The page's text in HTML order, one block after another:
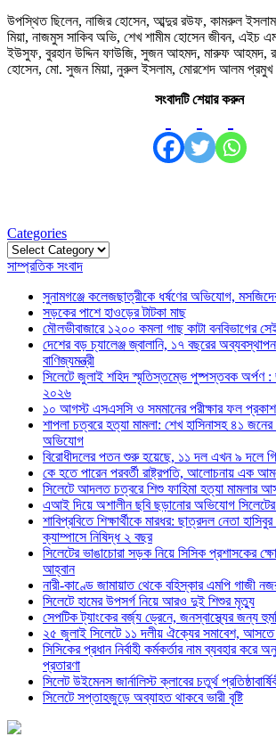
উপস্থিত ছিলেন, নাজির হোসেন, আব্দুর রউফ, কামরুল
মিয়া, নাজমুস সাকিব অভি, শেখ শামীম হোসেন জীবন, এইচ
ইউসুফ, বুরহান উদ্দিন ফাউজি, সুজন আহমদ, মারুফ আহমদ,
হোসেন, মো. সুজন মিয়া, নুরুল ইসলাম, মোরশেদ আলম
সংবাদটি শেয়ার করুন
Categories
Categories
সাম্প্রতিক সংবাদ
সুনামগঞ্জে কলেজছাত্রীকে ধর্ষণের অভিযোগ,
সড়কের পাশে হাওড়ের টাটকা মাছ
মৌলভীবাজারে ১২০০ কমলা গাছ কাটা বনবিভাগের
দেশের বড় চ্যালেঞ্জ জ্বালানি, ১৭ বছরের
বাণিজ্যমন্ত্রী
সিলেটে জুলাই শহিদ স্মৃতিস্তম্ভে পুষ্পস্তবক অর্পণ
২০২৬
১০ আগস্ট এসএসসি ও সমমানের পরীক্ষার ফল প্রকাশ
শাপলা চত্বরে হত্যা মামলা: শেখ হাসিনাসহ ৪১ জনের
অভিযোগ
বিরোধীদলের পতন শুরু হয়েছে, ১১ দল এখন ৯ দলে
কে হতে পারেন পরবর্তী রাষ্ট্রপতি, আলোচনায় এক
সিলেটে আদলত চত্বরে শিশু ফাহিমা হত্যা মামলার
এআই দিয়ে অশালীন ছবি ছড়ানোর অভিযোগ সিলেটের
শাবিপ্রবিতে শিক্ষার্থীকে মারধর: ছাত্রদল নেতা
ক্যাম্পাসে নিষিদ্ধ ২ বছর
সিলেটের ভাঙাচোরা সড়ক নিয়ে সিসিক প্রশাসকের
আহ্বান
নারী-কাণ্ডে জামায়াত থেকে বহিস্কার এমপি গাজী
সিলেটে হামের উপসর্গ নিয়ে আরও দুই শিশুর মৃত্যু
সেপটিক ট্যাংকের বর্জ্য ড্রেনে, জনস্বাস্থ্যের জন্য
২৫ জুলাই সিলেটে ১১ দলীয় ঐক্যের সমাবেশ, আসতে
সিসিকের প্রধান নির্বাহী কর্মকর্তার নাম ব্যবহার করে
প্রতারণা
সিলেট উইমেনস জার্নালিস্ট ক্লাবের চতুর্থ
সিলেটে সপ্তাহজুড়ে অব্যাহত থাকবে ভারী বৃষ্টি